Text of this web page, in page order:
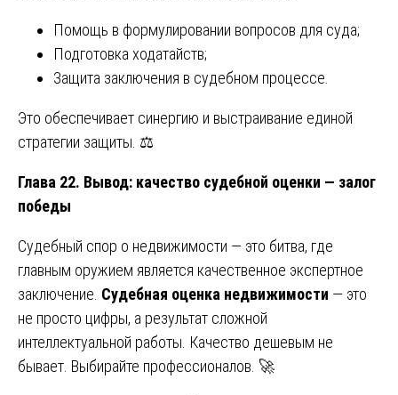
Помощь в формулировании вопросов для суда;
Подготовка ходатайств;
Защита заключения в судебном процессе.
Это обеспечивает синергию и выстраивание единой
стратегии защиты. ⚖️
Глава 22. Вывод: качество судебной оценки — залог
победы
Судебный спор о недвижимости — это битва, где
главным оружием является качественное экспертное
заключение. Судебная оценка недвижимости — это
не просто цифры, а результат сложной
интеллектуальной работы. Качество дешевым не
бывает. Выбирайте профессионалов. 🚀